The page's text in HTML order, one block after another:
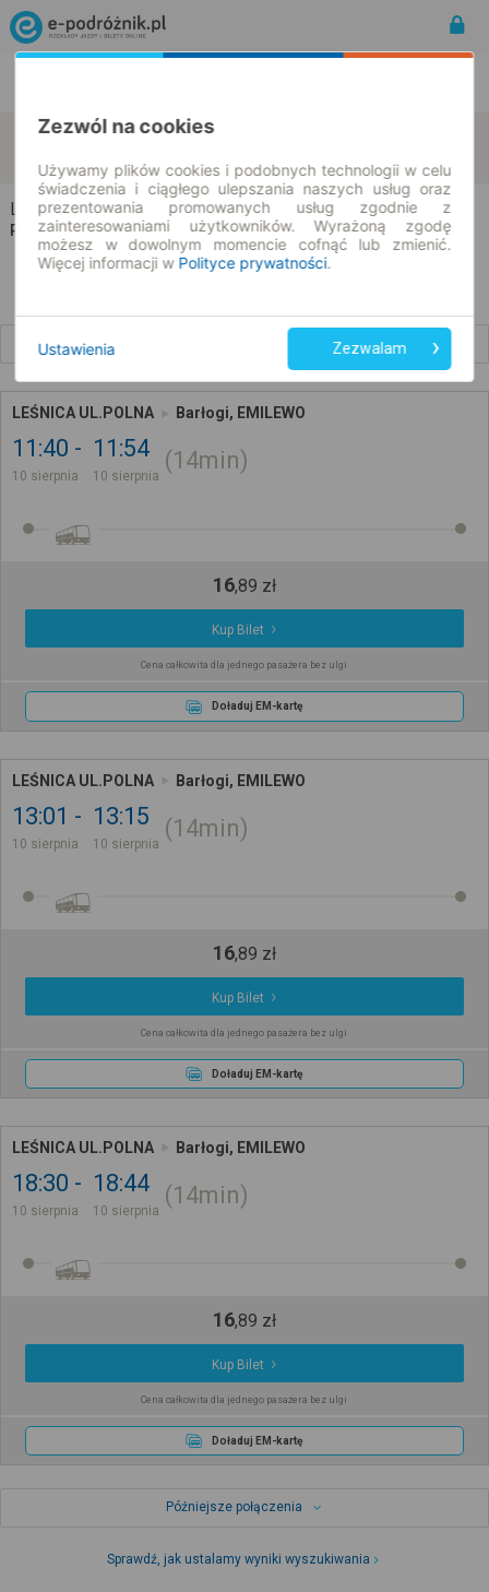
Leśnica Barłogi
10.08.2026 | -- : --
Leśnica → Barłogi
Rozkład jazdy i bilety
LEŚNICA UL.POLNA Barłogi, EMILEWO
11:40
10 sierpnia
11:54
10 sierpnia
14min
16,89 zł
Kup Bilet
Cena całkowita dla jednego pasażera bez ulgi
Doładuj EM-kartę
LEŚNICA UL.POLNA Barłogi, EMILEWO
13:01
10 sierpnia
13:15
10 sierpnia
14min
16,89 zł
Kup Bilet
Cena całkowita dla jednego pasażera bez ulgi
Doładuj EM-kartę
LEŚNICA UL.POLNA Barłogi, EMILEWO
18:30
10 sierpnia
18:44
10 sierpnia
14min
16,89 zł
Kup Bilet
Cena całkowita dla jednego pasażera bez ulgi
Doładuj EM-kartę
Późniejsze połączenia
Sprawdź, jak ustalamy wyniki wyszukiwania
Zezwól na cookies
Używamy plików cookies i podobnych technologii w celu
świadczenia i ciągłego ulepszania naszych usług oraz
prezentowania promowanych usług zgodnie z
zainteresowaniami użytkowników. Wyrażoną zgodę
możesz w dowolnym momencie cofnąć lub zmienić.
Więcej informacji w Polityce prywatności.
Ustawienia Zezwalam